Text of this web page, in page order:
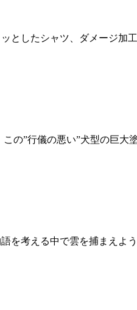
としたシャツ、ダメージ加
の”行儀の悪い”犬型の巨大
を考える中で雲を捕まえよ